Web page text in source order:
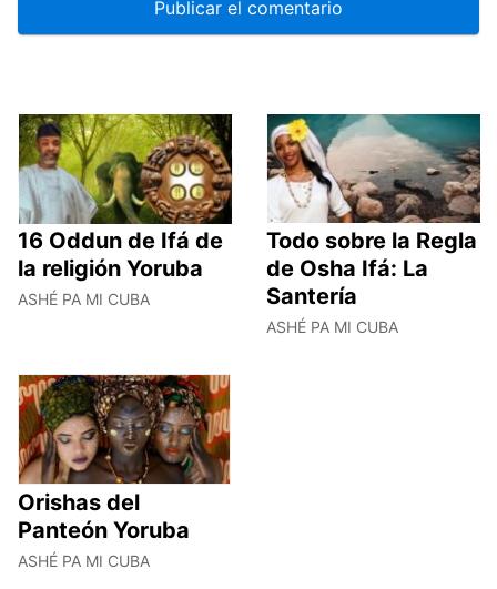
16 Oddun de Ifá de
la religión Yoruba
ASHÉ PA MI CUBA
Todo sobre la Regla
de Osha Ifá: La
Santería
ASHÉ PA MI CUBA
Orishas del
Panteón Yoruba
ASHÉ PA MI CUBA